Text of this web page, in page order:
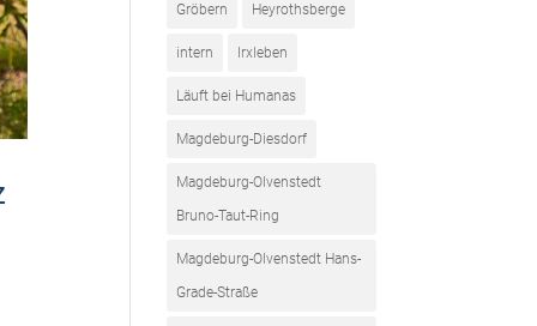
Gröbern Heyrothsberge
intern Irxleben
Läuft bei Humanas
Magdeburg-Diesdorf
Magdeburg-Olvenstedt
Bruno-Taut-Ring
Magdeburg-Olvenstedt Hans-
Grade-Straße